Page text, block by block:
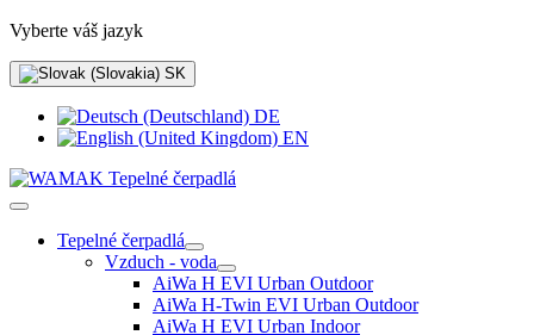
Vyberte váš jazyk
SK
DE
EN
Tepelné čerpadlá
Vzduch - voda
AiWa H EVI Urban Outdoor
AiWa H-Twin EVI Urban Outdoor
AiWa H EVI Urban Indoor